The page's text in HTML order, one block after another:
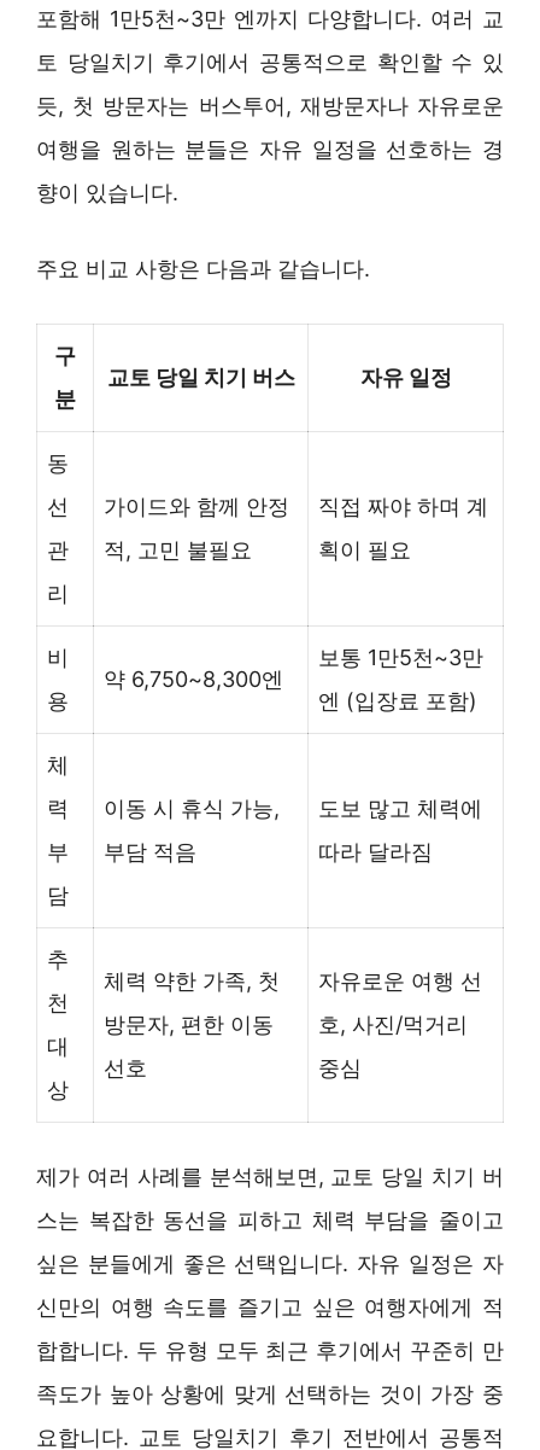
포함해 1만5천~3만 엔까지 다양합니다. 여러 교
토 당일치기 후기에서 공통적으로 확인할 수 있
듯, 첫 방문자는 버스투어, 재방문자나 자유로운
여행을 원하는 분들은 자유 일정을 선호하는 경
향이 있습니다.
주요 비교 사항은 다음과 같습니다.
구
분
교토 당일 치기 버스 자유 일정
동
선
관
리
가이드와 함께 안정
적, 고민 불필요
직접 짜야 하며 계
획이 필요
비
용
약 6,750~8,300엔
보통 1만5천~3만
엔 (입장료 포함)
체
력
부
담
이동 시 휴식 가능,
부담 적음
도보 많고 체력에
따라 달라짐
추
천
대
상
체력 약한 가족, 첫
방문자, 편한 이동
선호
자유로운 여행 선
호, 사진/먹거리
중심
제가 여러 사례를 분석해보면, 교토 당일 치기 버
스는 복잡한 동선을 피하고 체력 부담을 줄이고
싶은 분들에게 좋은 선택입니다. 자유 일정은 자
신만의 여행 속도를 즐기고 싶은 여행자에게 적
합합니다. 두 유형 모두 최근 후기에서 꾸준히 만
족도가 높아 상황에 맞게 선택하는 것이 가장 중
요합니다. 교토 당일치기 후기 전반에서 공통적